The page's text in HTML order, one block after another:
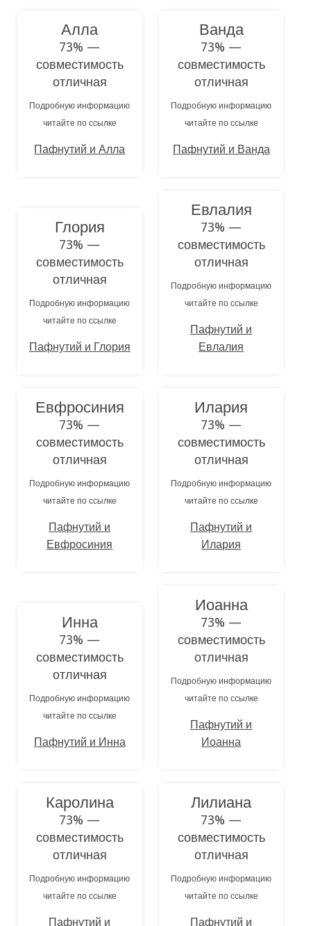
Алла
73% —
совместимость
отличная
Подробную информацию
читайте по ссылке
Пафнутий и Алла
Ванда
73% —
совместимость
отличная
Подробную информацию
читайте по ссылке
Пафнутий и Ванда
Глория
73% —
совместимость
отличная
Подробную информацию
читайте по ссылке
Пафнутий и Глория
Евлалия
73% —
совместимость
отличная
Подробную информацию
читайте по ссылке
Пафнутий и
Евлалия
Евфросиния
73% —
совместимость
отличная
Подробную информацию
читайте по ссылке
Пафнутий и
Евфросиния
Илария
73% —
совместимость
отличная
Подробную информацию
читайте по ссылке
Пафнутий и
Илария
Инна
73% —
совместимость
отличная
Подробную информацию
читайте по ссылке
Пафнутий и Инна
Иоанна
73% —
совместимость
отличная
Подробную информацию
читайте по ссылке
Пафнутий и
Иоанна
Каролина
73% —
совместимость
отличная
Подробную информацию
читайте по ссылке
Пафнутий и
Лилиана
73% —
совместимость
отличная
Подробную информацию
читайте по ссылке
Пафнутий и